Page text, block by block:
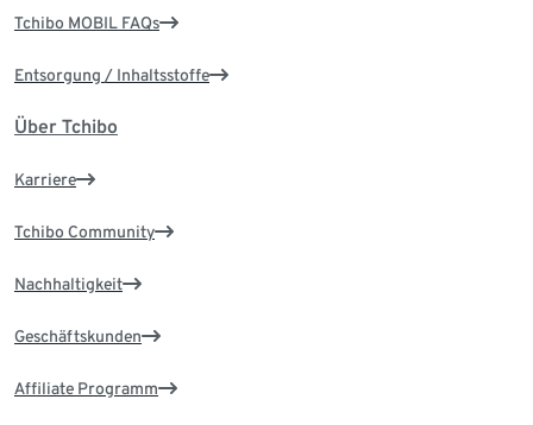
Tchibo MOBIL FAQs
Entsorgung / Inhaltsstoffe
Über Tchibo
Karriere
Tchibo Community
Nachhaltigkeit
Geschäftskunden
Affiliate Programm